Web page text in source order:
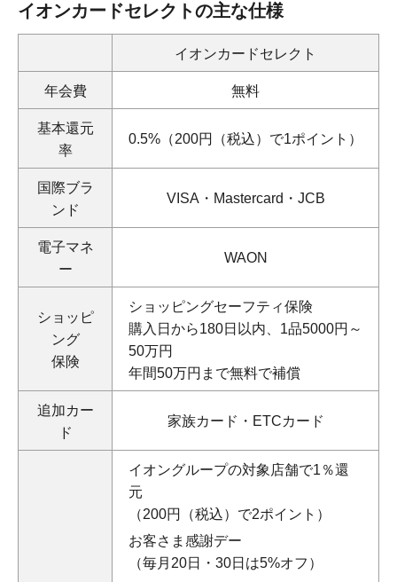
イオンカードセレクトの主な仕様
イオンカードセレクト
年会費 無料
基本還元
率
0.5%（200円（税込）で1ポイント）
国際ブラ
ンド
VISA・Mastercard・JCB
電子マネ
ー
WAON
ショッピ
ング
保険
ショッピングセーフティ保険
購入日から180日以内、1品5000円～
50万円
年間50万円まで無料で補償
追加カー
ド
家族カード・ETCカード
イオングループの対象店舗で1％還
元
（200円（税込）で2ポイント）
お客さま感謝デー
（毎月20日・30日は5%オフ）